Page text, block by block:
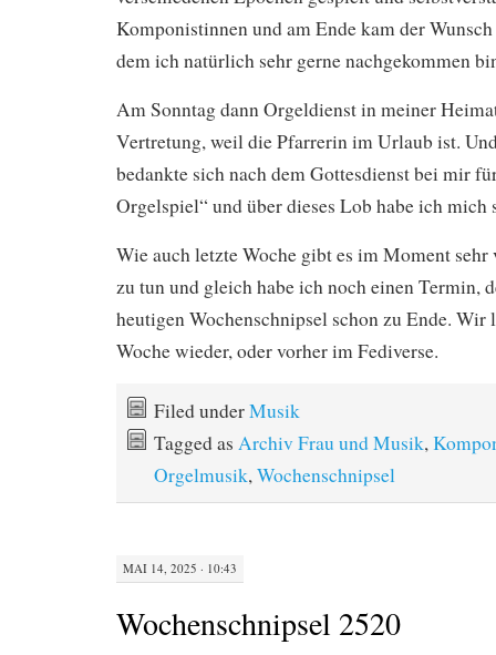
Komponistinnen und am Ende kam der
dem ich natürlich sehr gerne nachgekommen
Am Sonntag dann Orgeldienst in meiner
Vertretung, weil die Pfarrerin im Urlaub ist.
bedankte sich nach dem Gottesdienst bei mir
Orgelspiel“ und über dieses Lob habe ich mich
Wie auch letzte Woche gibt es im Moment
zu tun und gleich habe ich noch einen Termin,
heutigen Wochenschnipsel schon zu Ende. Wir
Woche wieder, oder vorher im Fediverse.
Filed underMusik
Tagged as Archiv Frau und Musik,
Orgelmusik,Wochenschnipsel
MAI 14, 2025 · 10:43
Wochenschnipsel 2520